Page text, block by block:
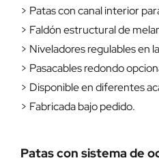
> Patas con canal interior
> Faldón estructural de
> Niveladores regulables en
> Pasacables redondo
> Disponible en diferentes
> Fabricada bajo pedido.
Patas con sistema de